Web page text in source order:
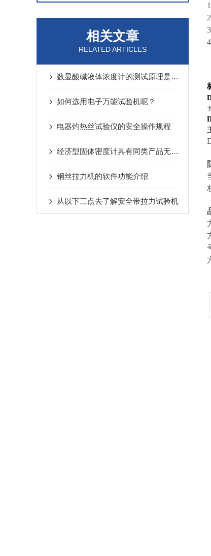
相关文章
RELATED ARTICLES
数显酸碱液体浓度计的测试原理是什么？
如何选用电子万能试验机呢？
电器灼热丝试验仪的安全操作规程
经济型固体密度计具有同类产品无法*的可靠性
钢丝拉力机的软件功能介绍
从以下三点去了解安全带拉力试验机